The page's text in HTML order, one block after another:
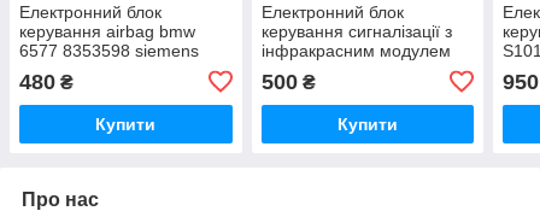
Електронний блок
керування airbag bmw
6577 8353598 siemens
5WK4060 / 65778353598
480 ₴
Купити
Електронний блок
керування сигналізації з
інфракрасним модулем
siemens 5WK4544 12V
500₴
Купити
950
Про нас